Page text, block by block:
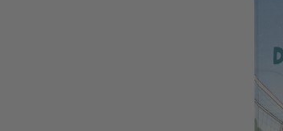
Dr. Brumm: Anpfiff für